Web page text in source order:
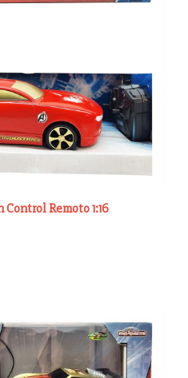
Remoto 1:16